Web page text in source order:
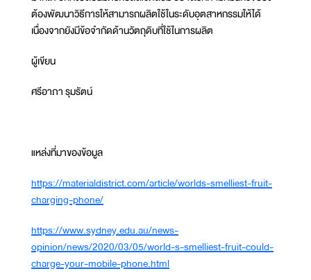
ต้องพัฒนาวิธีการให้สามารถผลิตใช้ในระดับอุตสาหกรรมให้ได้
เนื่องจากยังมีข้อจำกัดด้านวัตถุดิบที่ใช้ในการผลิต
ผู้เขียน
ศรีอาภา รุมรัตน์
แหล่งที่มาของข้อมูล
https://materialdistrict.com/article/worlds-smelliest-fruit-
charging-phone/
https://www.sydney.edu.au/news-
opinion/news/2020/03/05/world-s-smelliest-fruit-could-
charge-your-mobile-phone.html